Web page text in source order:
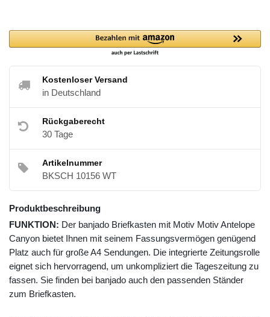
Kostenloser Versand
in Deutschland
Rückgaberecht
30 Tage
Artikelnummer
BKSCH 10156 WT
Produktbeschreibung
FUNKTION: Der banjado Briefkasten mit Motiv Motiv Antelope
Canyon bietet Ihnen mit seinem Fassungsvermögen genügend
Platz auch für große A4 Sendungen. Die integrierte Zeitungsrolle
eignet sich hervorragend, um unkompliziert die Tageszeitung zu
fassen. Sie finden bei banjado auch den passenden Ständer
zum Briefkasten.